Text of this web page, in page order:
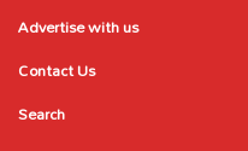
Advertise with us
Contact Us
Search